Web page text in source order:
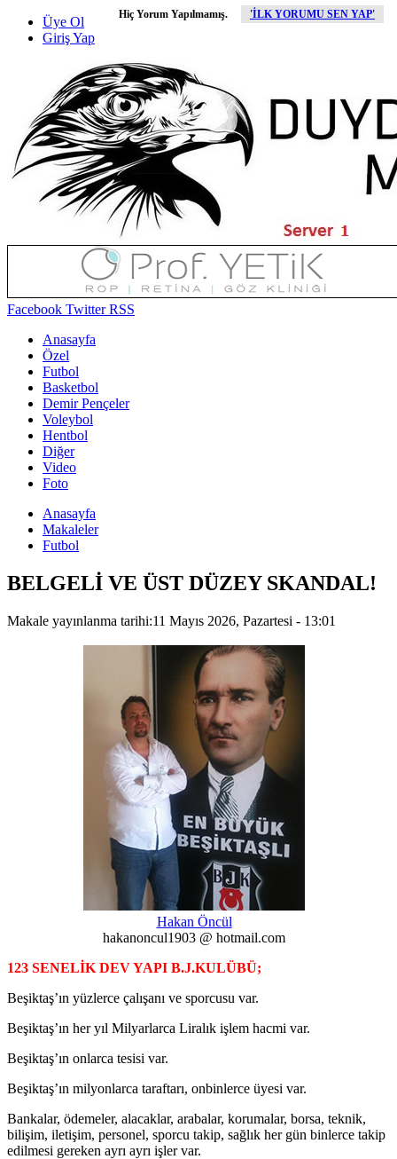
Üye Ol
Giriş Yap
Facebook TwitterRSS
Anasayfa
Özel
Futbol
Basketbol
Demir Pençeler
Voleybol
Hentbol
Diğer
Video
Foto
Anasayfa
Makaleler
Futbol
BELGELİ VE ÜST DÜZEY SKANDAL!
Makale yayınlanma tarihi:11 Mayıs 2026, Pazartesi - 13:01
Hakan Öncül
hakanoncul1903 @ hotmail.com
123 SENELİK DEV YAPI B.J.KULÜBÜ;
Beşiktaş’ın yüzlerce çalışanı ve sporcusu var.
Beşiktaş’ın her yıl Milyarlarca Liralık işlem hacmi var.
Beşiktaş’ın onlarca tesisi var.
Beşiktaş’ın milyonlarca taraftarı, onbinlerce üyesi var.
Bankalar, ödemeler, alacaklar, arabalar, korumalar, borsa, teknik,
bilişim, iletişim, personel, sporcu takip, sağlık her gün binlerce takip
edilmesi gereken ayrı ayrı işler var.
Hiç Yorum Yapılmamış. 'İLK YORUMU SEN YAP'